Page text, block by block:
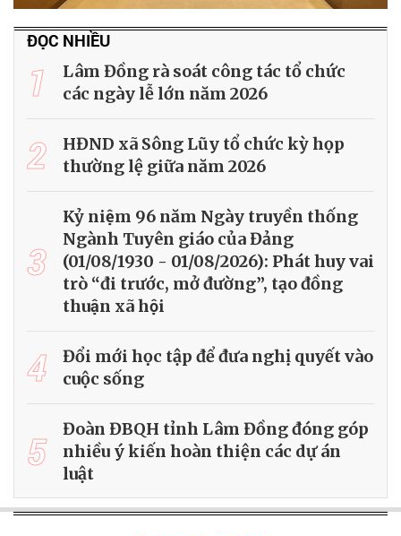
ĐỌC NHIỀU
1
Lâm Đồng rà soát công tác tổ chức
các ngày lễ lớn năm 2026
2
HĐND xã Sông Lũy tổ chức kỳ họp
thường lệ giữa năm 2026
3
Kỷ niệm 96 năm Ngày truyền thống
Ngành Tuyên giáo của Đảng
(01/08/1930 - 01/08/2026): Phát huy vai
trò “đi trước, mở đường”, tạo đồng
thuận xã hội
4
Đổi mới học tập để đưa nghị quyết vào
cuộc sống
5
Đoàn ĐBQH tỉnh Lâm Đồng đóng góp
nhiều ý kiến hoàn thiện các dự án
luật